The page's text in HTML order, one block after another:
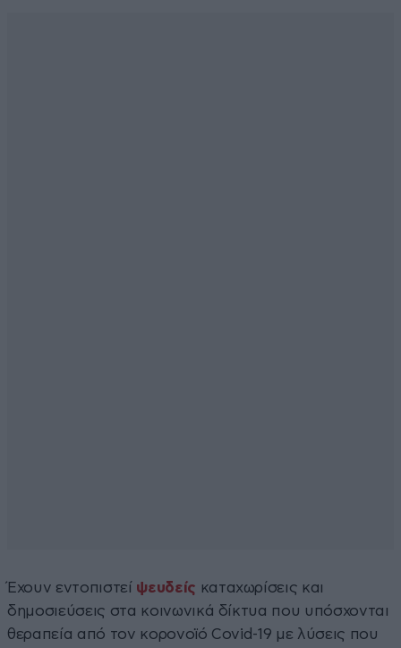
Έχουν εντοπιστεί ψευδείς καταχωρίσεις και
δημοσιεύσεις στα κοινωνικά δίκτυα που υπόσχονται
θεραπεία από τον κορονοϊό Covid-19 με λύσεις που